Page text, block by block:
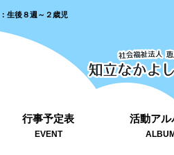
生後８週～２歳児
行事予定表
EVENT
活動アル